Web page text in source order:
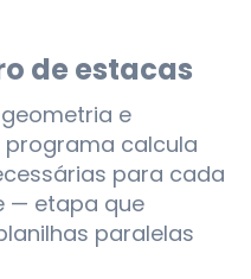
de estacas
e
calcula
para cada
— etapa que
paralelas